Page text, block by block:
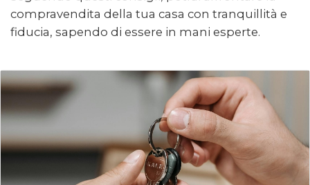
compravendita della tua casa con tranquillità e
fiducia, sapendo di essere in mani esperte.